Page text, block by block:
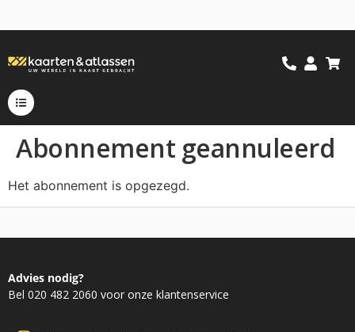
Abonnement geannuleerd
Het abonnement is opgezegd.
Advies nodig?
Bel 020 482 2060 voor onze klantenservice